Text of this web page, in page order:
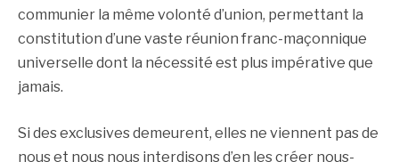
communier la même volonté d’union, permettant la
constitution d’une vaste réunion franc-maçonnique
universelle dont la nécessité est plus impérative que
jamais.
Si des exclusives demeurent, elles ne viennent pas de
nous et nous nous interdisons d’en les créer nous-